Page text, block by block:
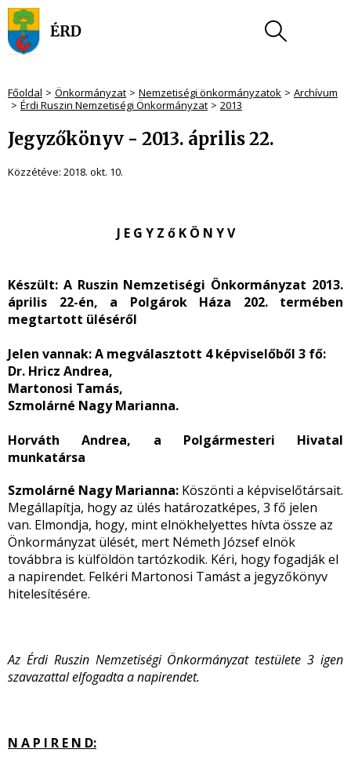
Főoldal Önkormányzat Nemzetiségi önkormányzatok
Archívum
Érdi Ruszin Nemzetiségi Önkormányzat
2013
Jegyzőkönyv - 2013. április 22.
Közzétéve: 2018. okt. 10.
J E G Y Z ő K Ö N Y V
Készült: A Ruszin Nemzetiségi Önkormányzat 2013.
április 22-én, a Polgárok Háza 202. termében
megtartott üléséről
Jelen vannak:A megválasztott 4 képviselőből 3 fő:
Dr. Hricz Andrea,
Martonosi Tamás,
Szmolárné Nagy Marianna.
Horváth Andrea, a Polgármesteri Hivatal
munkatársa
Szmolárné Nagy Marianna: Köszönti a képviselőtársait.
Megállapítja, hogy az ülés határozatképes, 3 fő jelen
van. Elmondja, hogy, mint elnökhelyettes hívta össze az
Önkormányzat ülését, mert Németh József elnök
továbbra is külföldön tartózkodik. Kéri, hogy fogadják el
a napirendet. Felkéri Martonosi Tamást a jegyzőkönyv
hitelesítésére.
Az Érdi Ruszin Nemzetiségi Önkormányzat testülete 3 igen
szavazattal elfogadta a napirendet.
N A P I R E N D: